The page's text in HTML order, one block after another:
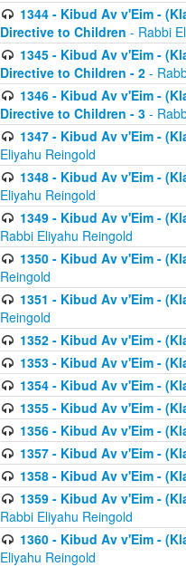
1344 - Kibud Av v'Eim -
Directive to Children - Rabbi
1345 - Kibud Av v'Eim -
Directive to Children - 2 -
1346 - Kibud Av v'Eim -
Directive to Children - 3 -
1347 - Kibud Av v'Eim -
Eliyahu Reingold
1348 - Kibud Av v'Eim -
Eliyahu Reingold
1349 - Kibud Av v'Eim -
Rabbi Eliyahu Reingold
1350 - Kibud Av v'Eim -
Reingold
1351 - Kibud Av v'Eim -
Reingold
1352 - Kibud Av v'Eim -
1353 - Kibud Av v'Eim -
1354 - Kibud Av v'Eim -
1355 - Kibud Av v'Eim -
1356 - Kibud Av v'Eim -
1357 - Kibud Av v'Eim -
1358 - Kibud Av v'Eim -
1359 - Kibud Av v'Eim -
Rabbi Eliyahu Reingold
1360 - Kibud Av v'Eim -
Eliyahu Reingold